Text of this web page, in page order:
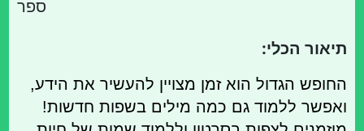
ספר
תיאור הכלי:
החופש הגדול הוא זמן מצויין להעשיר את הידע,
ואפשר ללמוד גם כמה מילים בשפות חדשות!